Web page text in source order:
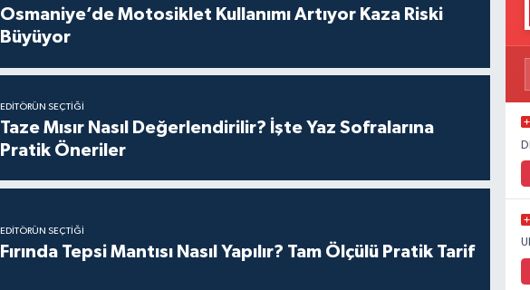
Osmaniye’de Motosiklet Kullanımı Artıyor Kaza Riski
Büyüyor
EDITÖRÜN SEÇTIĞI
Taze Mısır Nasıl Değerlendirilir? İşte Yaz Sofralarına
Pratik Öneriler
EDITÖRÜN SEÇTIĞI
Fırında Tepsi Mantısı Nasıl Yapılır? Tam Ölçülü Pratik Tarif